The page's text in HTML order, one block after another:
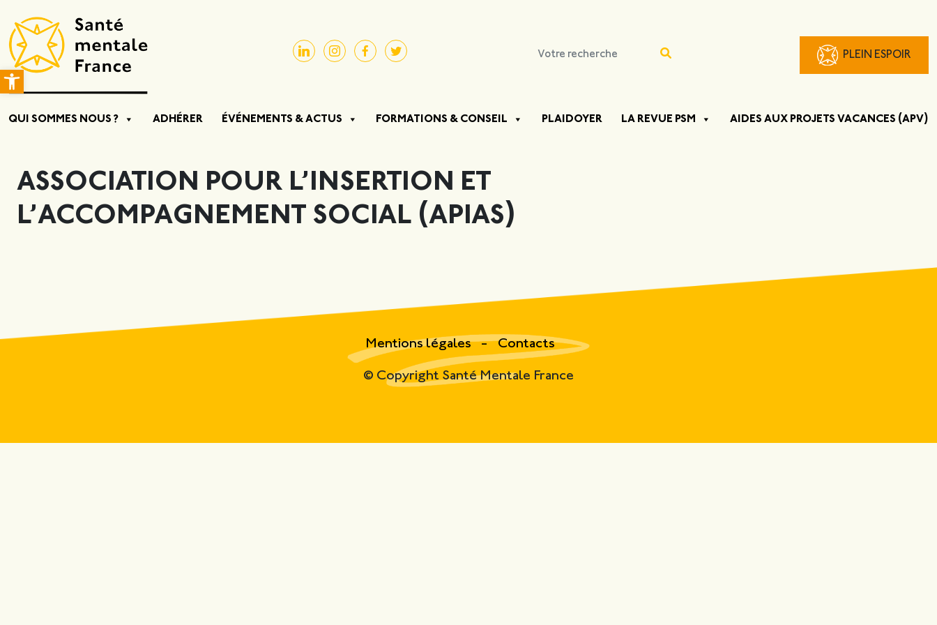
Ouvrir la barre d’outils
PLEIN ESPOIR
QUI SOMMES NOUS ? ADHÉRER ÉVÉNEMENTS & ACTUS FORMATIONS & CONSEIL PLAIDOYER LA REVUE PSM AIDES AUX PROJETS VACANCES (APV)
ASSOCIATION POUR L’INSERTION ET
L’ACCOMPAGNEMENT SOCIAL (APIAS)
Mentions légales Contacts
© Copyright Santé Mentale France